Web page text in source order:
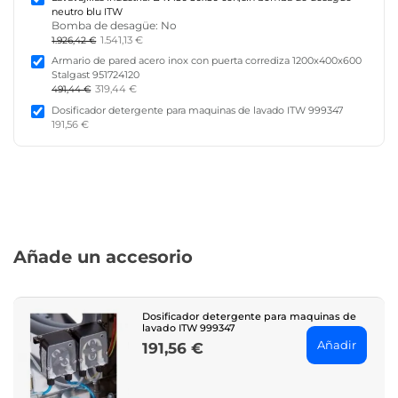
neutro blu ITW
Bomba de desagüe: No
1.926,42 € 1.541,13 €
Armario de pared acero inox con puerta corrediza 1200x400x600
Stalgast 951724120
491,44 € 319,44 €
Dosificador detergente para maquinas de lavado ITW 999347
191,56 €
Añade un accesorio
Dosificador detergente para maquinas de
lavado ITW 999347
Price
191,56 € Añadir